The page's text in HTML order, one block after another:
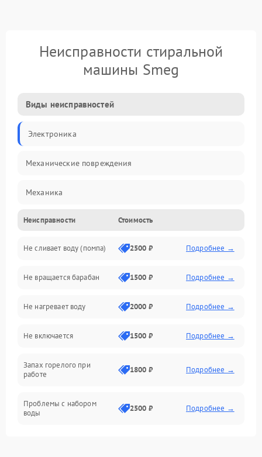
Неисправности стиральной
машины Smeg
Виды неисправностей
Электроника
Механические повреждения
Механика
Электропитание
Водоснабжение
Слив
Программное обеспечение
Неисправности Стоимость
Не сливает воду (помпа) 2500 ₽ Подробнее →
Не вращается барабан 1500 ₽ Подробнее →
Не нагревает воду 2000 ₽ Подробнее →
Не включается 1500 ₽ Подробнее →
Запах горелого при
работе
1800 ₽ Подробнее →
Проблемы с набором
воды
2500 ₽ Подробнее →